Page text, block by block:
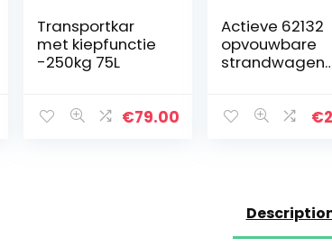
Transportkar
met kiepfunctie
-250kg 75L
€79.00
Actieve 62132
opvouwbare
strandwagen
€